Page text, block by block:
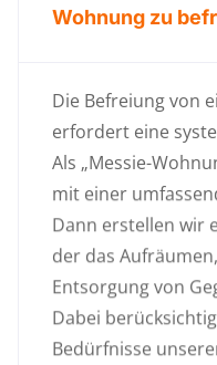
Wohnung zu
Die Befreiung von
erfordert eine
Als „Messie-
mit einer
Dann erstellen wir
der das
Entsorgung von
Dabei
Bedürfnisse